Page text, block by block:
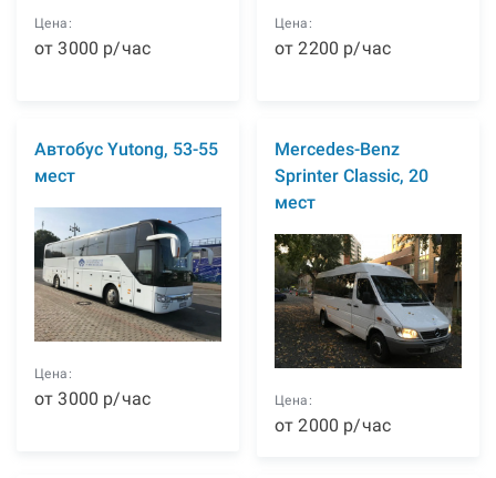
Цена:
от3000 р/час
Цена:
от2200 р/час
Автобус Yutong, 53-55
мест
Цена:
от3000 р/час
Mercedes-Benz
Sprinter Classic, 20
мест
Цена:
от2000 р/час